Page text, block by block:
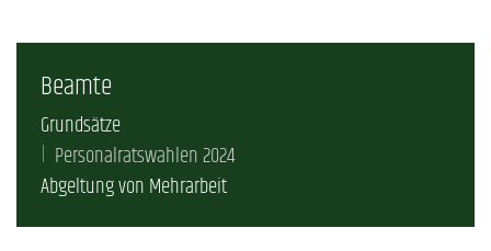
Beamte
Grundsätze
Personalratswahlen 2024
Abgeltung von Mehrarbeit